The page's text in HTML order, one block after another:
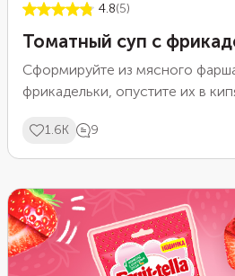
4.8(5)
Томатный суп с
Сформируйте из мясного
фрикадельки, опустите их в
наваристым, согревающим и
зажарка с томатной пастой
красного перца, можно
кориандр и другие приправы по
1.6K 9